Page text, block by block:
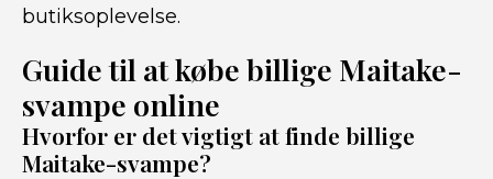
butiksoplevelse.
Guide til at købe billige Maitake-
svampe online
Hvorfor er det vigtigt at finde billige
Maitake-svampe?